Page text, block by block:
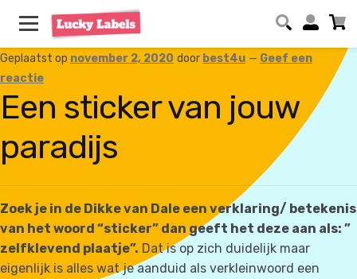
Geplaatst op november 2, 2020 door best4u — Geef een
reactie
Een sticker van jouw
paradijs
Zoek je in de Dikke van Dale een verklaring/ betekenis
van het woord “sticker” dan geeft het deze aan als: ”
zelfklevend plaatje”. Dat is op zich duidelijk maar
eigenlijk is alles wat je aanduid als verkleinwoord een